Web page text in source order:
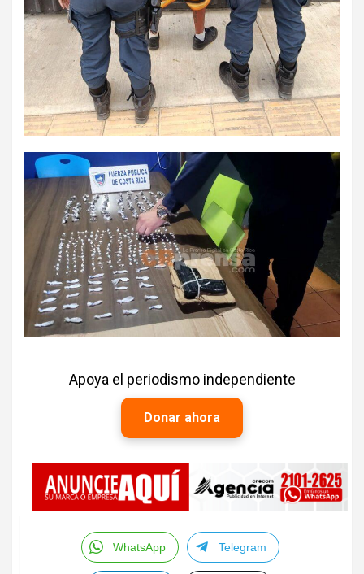
Apoya el periodismo independiente
Donar ahora
WhatsApp Telegram